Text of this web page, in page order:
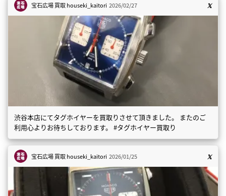
宝石広場 買取houseki_kaitori 2026/02/27
渋谷本店にてタグホイヤーを買取りさせて頂きました。 またのご
利用心よりお待ちしております。 #タグホイヤー買取り
宝石広場 買取houseki_kaitori 2026/01/25